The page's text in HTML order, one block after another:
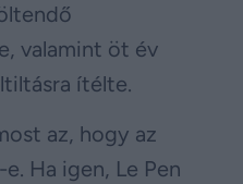
valamint öt év
ítélte.
az, hogy az
Ha igen, Le Pen